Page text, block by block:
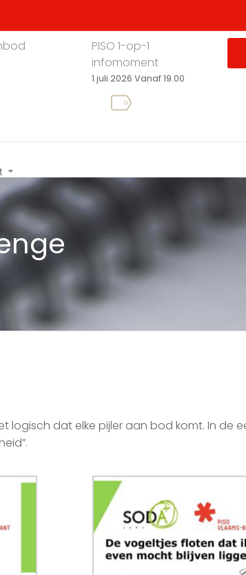
PISO 1-op-1
infomoment
1 juli 2026 Vanaf 19.00
logisch dat elke pijler aan bod komt. In de